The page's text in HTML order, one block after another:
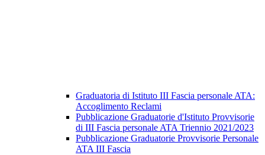
Graduatoria di Istituto III Fascia personale ATA:
Accoglimento Reclami
Pubblicazione Graduatorie d'Istituto Provvisorie
di III Fascia personale ATA Triennio 2021/2023
Pubblicazione Graduatorie Provvisorie Personale
ATA III Fascia